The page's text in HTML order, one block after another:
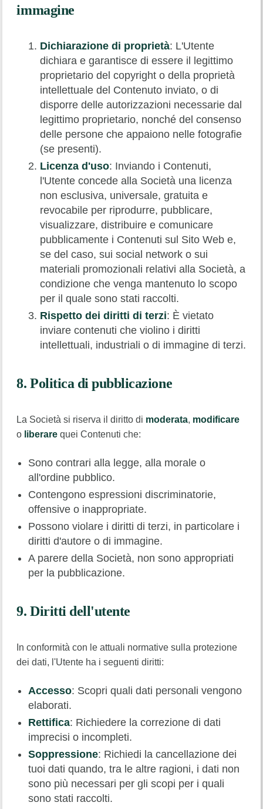
immagine
Dichiarazione di proprietà: L'Utente
dichiara e garantisce di essere il legittimo
proprietario del copyright o della proprietà
intellettuale del Contenuto inviato, o di
disporre delle autorizzazioni necessarie dal
legittimo proprietario, nonché del consenso
delle persone che appaiono nelle fotografie
(se presenti).
Licenza d'uso: Inviando i Contenuti,
l'Utente concede alla Società una licenza
non esclusiva, universale, gratuita e
revocabile per riprodurre, pubblicare,
visualizzare, distribuire e comunicare
pubblicamente i Contenuti sul Sito Web e,
se del caso, sui social network o sui
materiali promozionali relativi alla Società, a
condizione che venga mantenuto lo scopo
per il quale sono stati raccolti.
Rispetto dei diritti di terzi: È vietato
inviare contenuti che violino i diritti
intellettuali, industriali o di immagine di terzi.
8. Politica di pubblicazione
La Società si riserva il diritto di moderata, modificare
o liberare quei Contenuti che:
Sono contrari alla legge, alla morale o
all'ordine pubblico.
Contengono espressioni discriminatorie,
offensive o inappropriate.
Possono violare i diritti di terzi, in particolare i
diritti d'autore o di immagine.
A parere della Società, non sono appropriati
per la pubblicazione.
9. Diritti dell'utente
In conformità con le attuali normative sulla protezione
dei dati, l'Utente ha i seguenti diritti:
Accesso: Scopri quali dati personali vengono
elaborati.
Rettifica: Richiedere la correzione di dati
imprecisi o incompleti.
Soppressione: Richiedi la cancellazione dei
tuoi dati quando, tra le altre ragioni, i dati non
sono più necessari per gli scopi per i quali
sono stati raccolti.